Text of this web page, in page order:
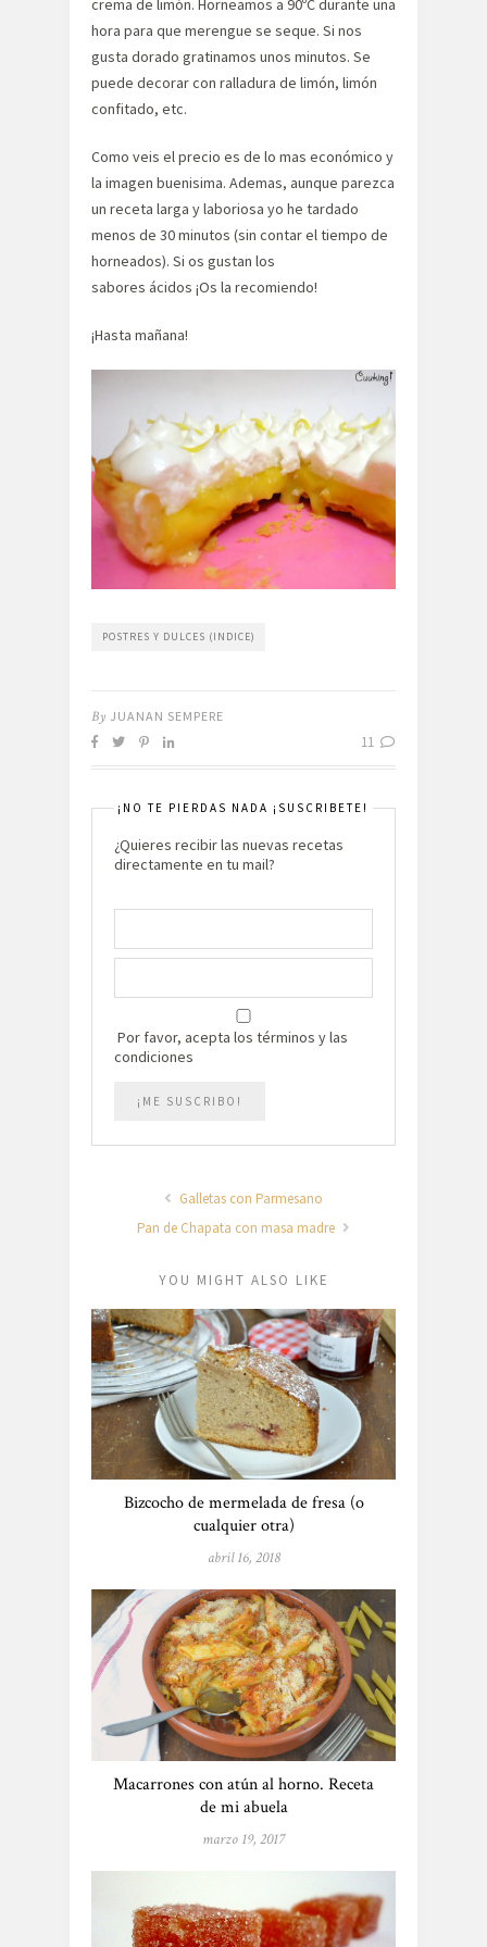
hora para que merengue se seque. Si nos
gusta dorado gratinamos unos minutos. Se
puede decorar con ralladura de limón, limón
confitado, etc.
Como veis el precio es de lo mas económico y
la imagen buenisima. Ademas, aunque parezca
un receta larga y laboriosa yo he tardado
menos de 30 minutos (sin contar el tiempo de
horneados). Si os gustan los
sabores ácidos ¡Os la recomiendo!
¡Hasta mañana!
POSTRES Y DULCES (INDICE)
By JUANAN SEMPERE
11
¡NO TE PIERDAS NADA ¡SUSCRIBETE!
¿Quieres recibir las nuevas recetas
directamente en tu mail?
Por favor, acepta los términos y las
condiciones
Galletas con Parmesano
Pan de Chapata con masa madre
YOU MIGHT ALSO LIKE
Bizcocho de mermelada de fresa (o
cualquier otra)
abril 16, 2018
Macarrones con atún al horno. Receta
de mi abuela
marzo 19, 2017